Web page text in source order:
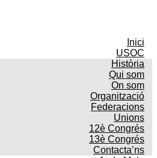
Inici
USOC
Història
Qui som
On som
Organització
Federacions
Unions
12è Congrés
13è Congrés
Contacta’ns